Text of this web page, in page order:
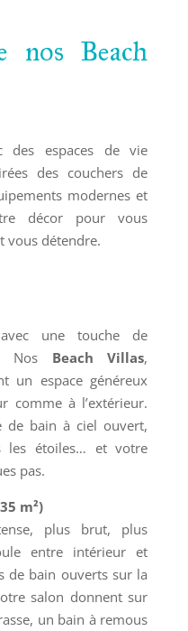
nos Beach
des espaces de vie
des couchers de
modernes et
décor pour vous
vous détendre.
une touche de
Nos Beach Villas,
un espace généreux
comme à l’extérieur.
de bain à ciel ouvert,
les étoiles… et votre
pas.
m²)
plus brut, plus
entre intérieur et
de bain ouverts sur la
salon donnent sur
un bain à remous